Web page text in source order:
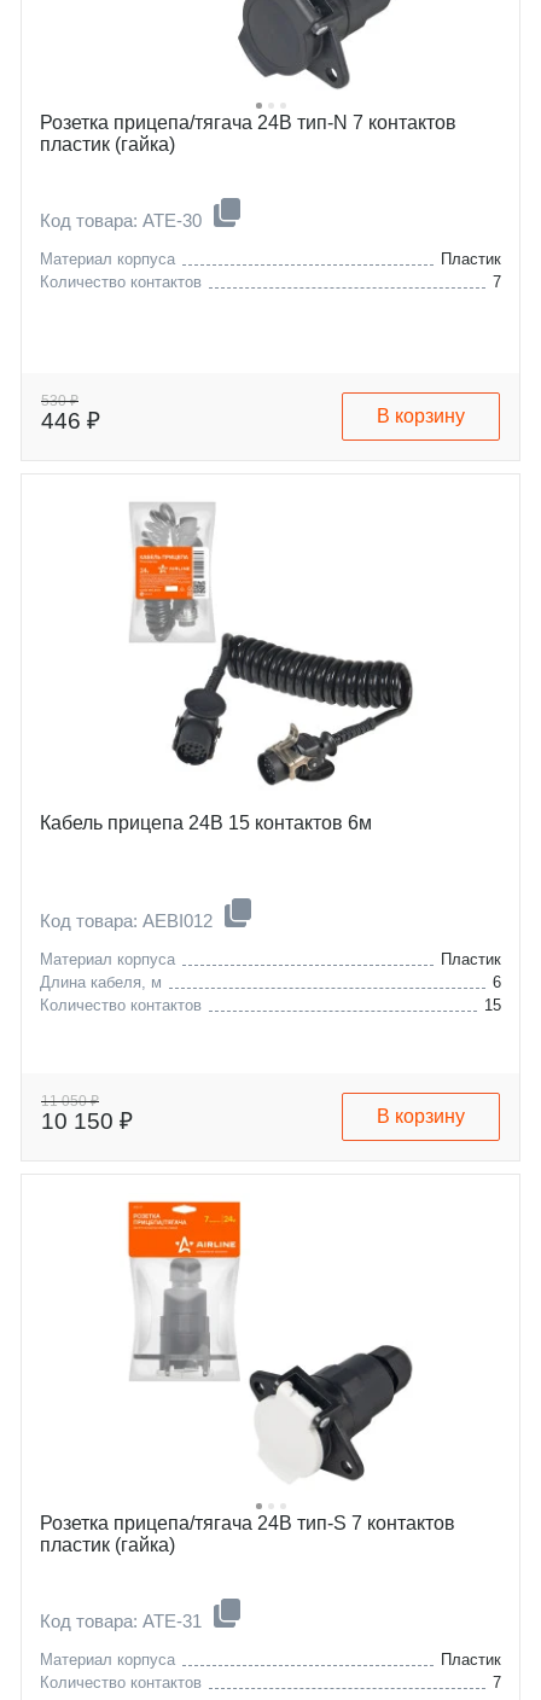
Розетка прицепа/тягача 24В тип-N 7 контактов
пластик (гайка)
Код товара: ATE-30
Материал корпуса
Пластик
Количество контактов
7
530 ₽
446 ₽ В корзину
Кабель прицепа 24В 15 контактов 6м
Код товара: AEBI012
Материал корпуса
Пластик
Длина кабеля, м
6
Количество контактов
15
11 050 ₽
10 150 ₽ В корзину
Розетка прицепа/тягача 24В тип-S 7 контактов
пластик (гайка)
Код товара: ATE-31
Материал корпуса
Пластик
Количество контактов
7